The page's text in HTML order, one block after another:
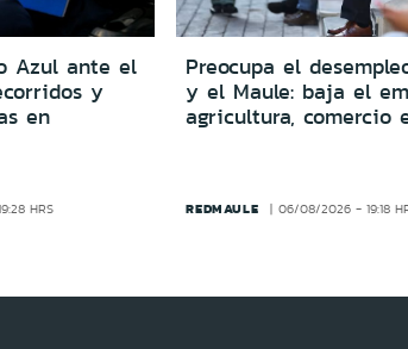
Azul ante el
y
en
HRS
Preocupa el
y el Maule: baja el
agricultura, comercio
REDMAULE 06/08/2026 - 19:18